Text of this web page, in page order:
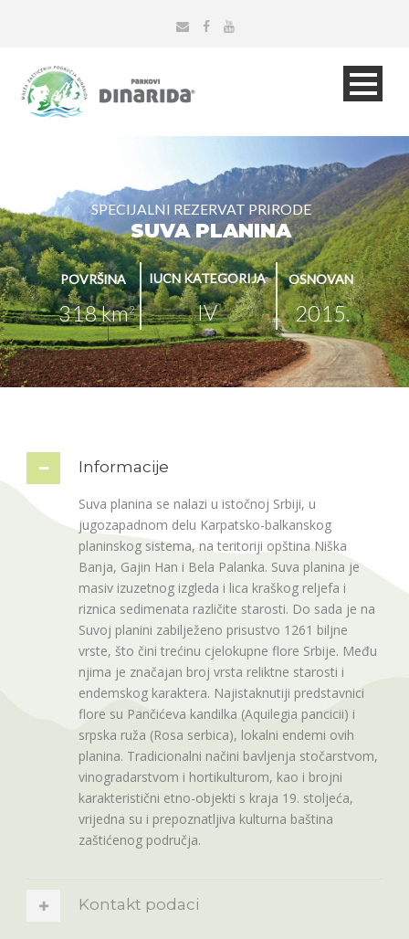
IUCN KATEGORIJA
POVRŠINA
318 km2 IV 2015.
OSNOVAN
SUVA PLANINA
SPECIJALNI REZERVAT PRIRODE
Informacije
Suva planina se nalazi u istočnoj Srbiji, u
jugozapadnom delu Karpatsko-balkanskog
planinskog sistema, na teritoriji opština Niška
Banja, Gajin Han i Bela Palanka. Suva planina je
masiv izuzetnog izgleda i lica kraškog reljefa i
riznica sedimenata različite starosti. Do sada je na
Suvoj planini zabilježeno prisustvo 1261 biljne
vrste, što čini trećinu cjelokupne flore Srbije. Među
njima je značajan broj vrsta reliktne starosti i
endemskog karaktera. Najistaknutiji predstavnici
flore su Pančićeva kandilka (Aquilegia pancicii) i
srpska ruža (Rosa serbica), lokalni endemi ovih
planina. Tradicionalni načini bavljenja stočarstvom,
vinogradarstvom i hortikulturom, kao i brojni
karakteristični etno-objekti s kraja 19. stoljeća,
vrijedna su i prepoznatljiva kulturna baština
zaštićenog područja.
Kontakt podaci